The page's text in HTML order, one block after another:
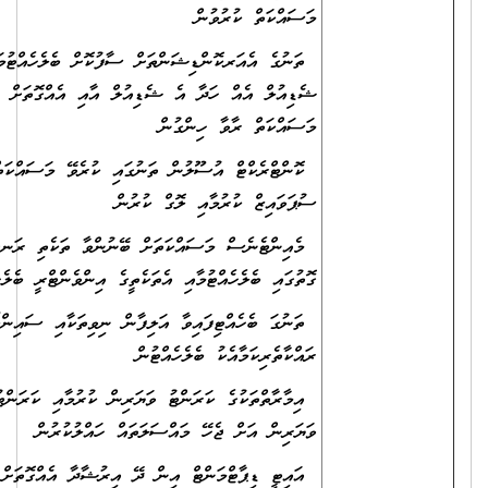
މަސައްކަތް ކުރުވުން
ތަނުގެ އެއަރކޮންޑިޝަންތަށް ސާފުކޮށް ބެލެހެއްޓުމަށް
ޝެޑިއުލް އެއް ހަދާ އެ ޝެޑިއުލް އާއި އެއްގޮތަށް
މަސައްކަތް ރާވާ ހިންގުން
ކޮންޓްރެކްޓް އުސޫލުން ތަނުގައި ކުރެވޭ މަސައްކަތް
ސުޕަވައިޒް ކުރުމާއި ލޮގް ކުރުން
މެއިންޓެނެސް މަސައްކަތަށް ބޭނުންވާ ތަކެތި ރަނގަޅު
ގޮތުގައި ބެލެހެއްޓުމާއި އެތަކެތީގެ އިންވެންޓްރީ ބެލެހެއްޓުން
ތަނުގަ ބެހެއްޓިފައިވާ އަލިފާން ނިވިތަކާއި ސައިންބޯޑްތައް
ރައްކާތެރިކަމާއެކު ބެލެހެއްޓުން
އިމާރާތްތަކުގެ ކަރަންޓު ވަޔަރިން ކުރުމާއި ކަރަންޓު
ވަޔަރިން އަށް ޖެހޭ މައްސަލަތައް ހައްލުކުރުން
އައިޓީ ޑިޕާޓްމަންޓް އިން ދޭ އިރުޝާދާ އެއްގޮތަށް